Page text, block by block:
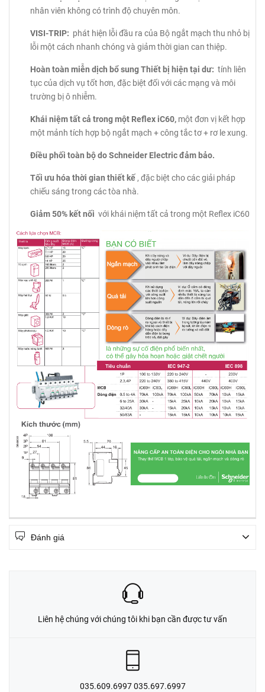
nhân viên không có trình độ chuyên môn.
VISI-TRIP: phát hiện lỗi đầu ra của Bộ ngắt mạch thu nhỏ bị
lỗi một cách nhanh chóng và giảm thời gian can thiệp.
Hoàn toàn miễn dịch bổ sung Thiết bị hiện tại dư: tính liên
tục của dịch vụ tốt hơn, đặc biệt đối với các mạng và môi
trường bị ô nhiễm.
Khái niệm tất cả trong một Reflex iC60, một đơn vị kết hợp
một mảnh tích hợp bộ ngắt mạch + công tắc tơ + rơ le xung.
Điều phối toàn bộ do Schneider Electric đảm bảo.
Tối ưu hóa thời gian thiết kế , đặc biệt cho các giải pháp
chiếu sáng trong các tòa nhà.
Giảm 50% kết nối với khái niệm tất cả trong một Reflex iC60
Đánh giá
Liên hệ chúng với chúng tôi khi bạn cần được tư vấn
035.609.6997 035.697.6997